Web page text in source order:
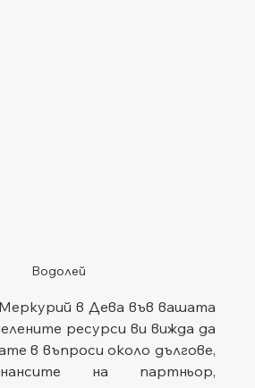
Водолей
в Дева във вашата
ресурси ви вижда да
в въпроси около дългове,
на партньор,